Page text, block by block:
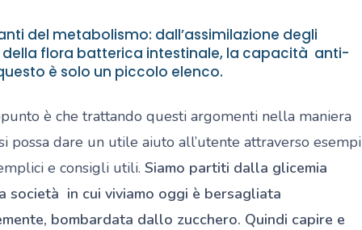
del metabolismo: dall’assimilazione degli
flora batterica intestinale, la capacità anti-
è solo un piccolo elenco.
è che trattando questi argomenti nella maniera
possa dare un utile aiuto all’utente attraverso esempi
e consigli utili. Siamo partiti dalla glicemia
società in cui viviamo oggi è bersagliata
bombardata dallo zucchero. Quindi capire e